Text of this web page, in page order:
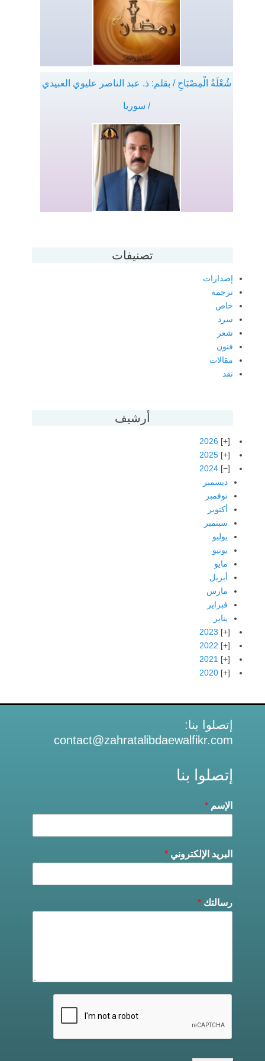
شُعْلَةُ الْمِصْبَاحِ / بقلم: ذ. عبد الناصر عليوي العبيدي
/ سوريا
تصنيفات
إصدارات
ترجمة
خاص
سرد
شعر
فنون
مقالات
نقد
أرشيف
2026
2025
2024
ديسمبر
نوفمبر
أكتوبر
سبتمبر
يوليو
يونيو
مايو
أبريل
مارس
فبراير
يناير
2023
2022
2021
2020
إتصلوا بنا:
contact@zahratalibdaewalfikr.com
إتصلوا بنا
الإسم *
البريد الإلكتروني *
رسالتك *